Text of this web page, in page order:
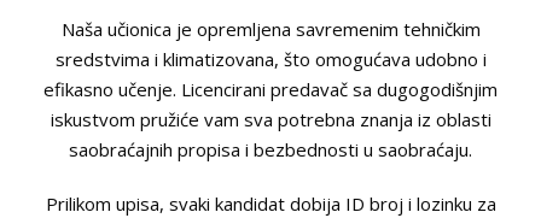
Naša učionica je opremljena savremenim tehničkim
sredstvima i klimatizovana, što omogućava udobno i
efikasno učenje. Licencirani predavač sa dugogodišnjim
iskustvom pružiće vam sva potrebna znanja iz oblasti
saobraćajnih propisa i bezbednosti u saobraćaju.
Prilikom upisa, svaki kandidat dobija ID broj i lozinku za